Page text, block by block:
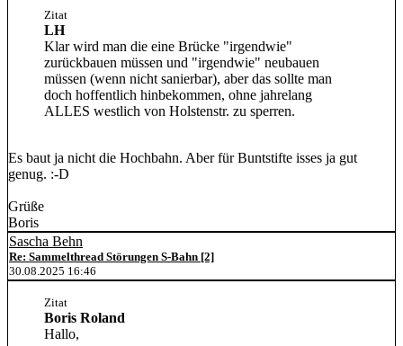
Zitat
LH
Klar wird man die eine Brücke "irgendwie"
zurückbauen müssen und "irgendwie" neubauen
müssen (wenn nicht sanierbar), aber das sollte man
doch hoffentlich hinbekommen, ohne jahrelang
ALLES westlich von Holstenstr. zu sperren.
Es baut ja nicht die Hochbahn. Aber für Buntstifte isses ja gut
genug. :-D
Grüße
Boris
Sascha Behn
Re: Sammelthread Störungen S-Bahn [2]
30.08.2025 16:46
Zitat
Boris Roland
Hallo,